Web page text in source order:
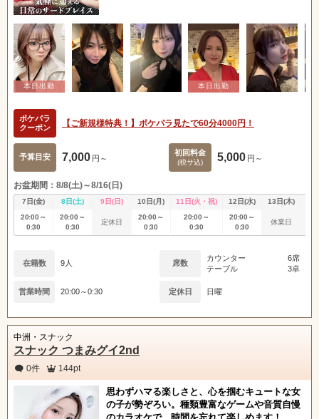
ポケパラ
クーポン
【ご新規様特典！】ポケパラ見たで60分4000円！
予算目安 7,000 円～
初回料金
(税サ込) 5,000 円～
お盆期間：8/8(土)～8/16(日)
7日(金) 8日(土) 9日(日) 10日(月) 11日(火・祝) 12日(水) 13日(木)
20:00～
0:30
20:00～
0:30
定休日
20:00～
0:30
20:00～
0:30
20:00～
0:30
休業日
在籍数 9人 席数
カウンター
6席
テーブル
3卓
営業時間 20:00～0:30 定休日 日曜
中洲・スナック
スナック つまみグイ2nd
0件 144pt
思わずハマる楽しさと、心を掴むキュートな女
の子が勢ぞろい。種類豊富なゲームや音質自慢